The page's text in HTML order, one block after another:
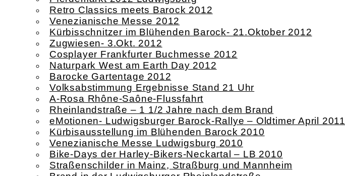
Retro Classics meets Barock 2012
Venezianische Messe 2012
Kürbisschnitzer im Blühenden Barock- 21.Oktober 2012
Zugwiesen- 3.Okt. 2012
Cosplayer Frankfurter Buchmesse 2012
Naturpark West am Earth Day 2012
Barocke Gartentage 2012
Volksabstimmung Ergebnisse Stand 21 Uhr
A-Rosa Rhône-Saône-Flussfahrt
Rheinlandstraße – 1 1/2 Jahre nach dem Brand
eMotionen- Ludwigsburger Barock-Rallye – Oldtimer April 2011
Kürbisausstellung im Blühenden Barock 2010
Venezianische Messe Ludwigsburg 2010
Bike-Days der Harley-Bikers-Neckartal – LB 2010
Straßenschilder in Mainz, Straßburg und Mannheim